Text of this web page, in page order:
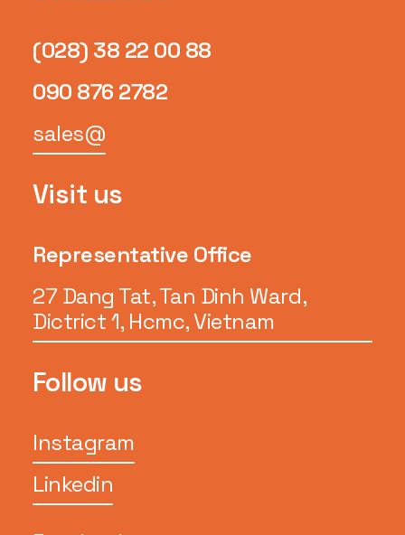
(028) 38 22 00 88
090 876 2782
sales@
Visit us
Representative Office
27 Dang Tat, Tan Dinh Ward,
Dictrict 1, Hcmc, Vietnam
Follow us
Instagram
Linkedin